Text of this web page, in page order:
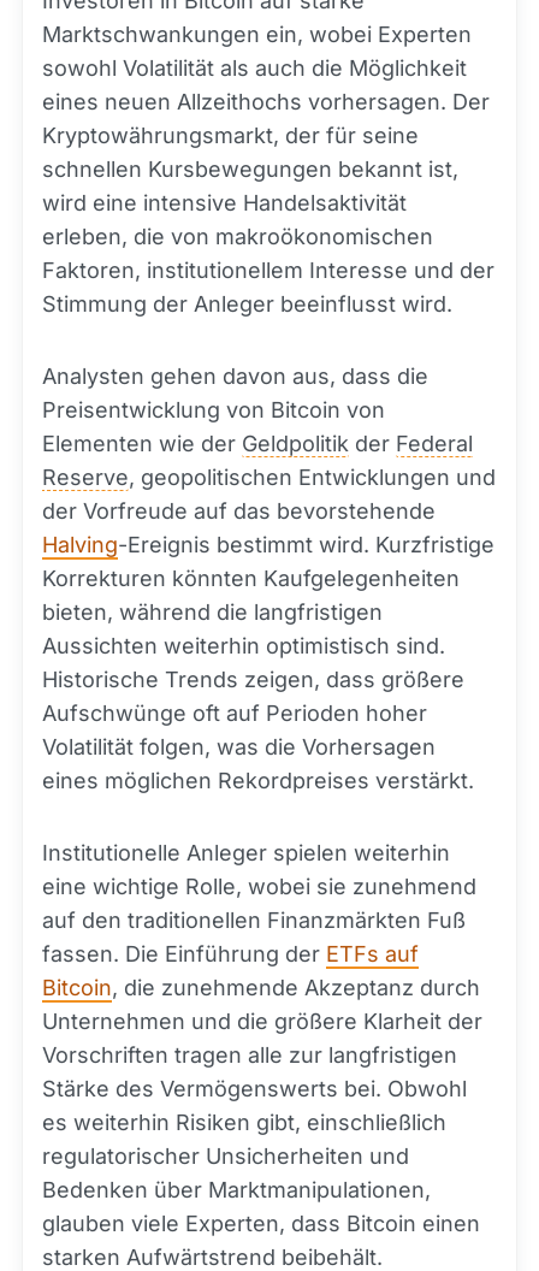
Marktschwankungen ein, wobei Experten
sowohl Volatilität als auch die Möglichkeit
eines neuen Allzeithochs vorhersagen. Der
Kryptowährungsmarkt, der für seine
schnellen Kursbewegungen bekannt ist,
wird eine intensive Handelsaktivität
erleben, die von makroökonomischen
Faktoren, institutionellem Interesse und der
Stimmung der Anleger beeinflusst wird.
Analysten gehen davon aus, dass die
Preisentwicklung von Bitcoin von
Elementen wie der Geldpolitik der Federal
Reserve, geopolitischen Entwicklungen und
der Vorfreude auf das bevorstehende
Halving-Ereignis bestimmt wird. Kurzfristige
Korrekturen könnten Kaufgelegenheiten
bieten, während die langfristigen
Aussichten weiterhin optimistisch sind.
Historische Trends zeigen, dass größere
Aufschwünge oft auf Perioden hoher
Volatilität folgen, was die Vorhersagen
eines möglichen Rekordpreises verstärkt.
Institutionelle Anleger spielen weiterhin
eine wichtige Rolle, wobei sie zunehmend
auf den traditionellen Finanzmärkten Fuß
fassen. Die Einführung der ETFs auf
Bitcoin, die zunehmende Akzeptanz durch
Unternehmen und die größere Klarheit der
Vorschriften tragen alle zur langfristigen
Stärke des Vermögenswerts bei. Obwohl
es weiterhin Risiken gibt, einschließlich
regulatorischer Unsicherheiten und
Bedenken über Marktmanipulationen,
glauben viele Experten, dass Bitcoin einen
starken Aufwärtstrend beibehält.